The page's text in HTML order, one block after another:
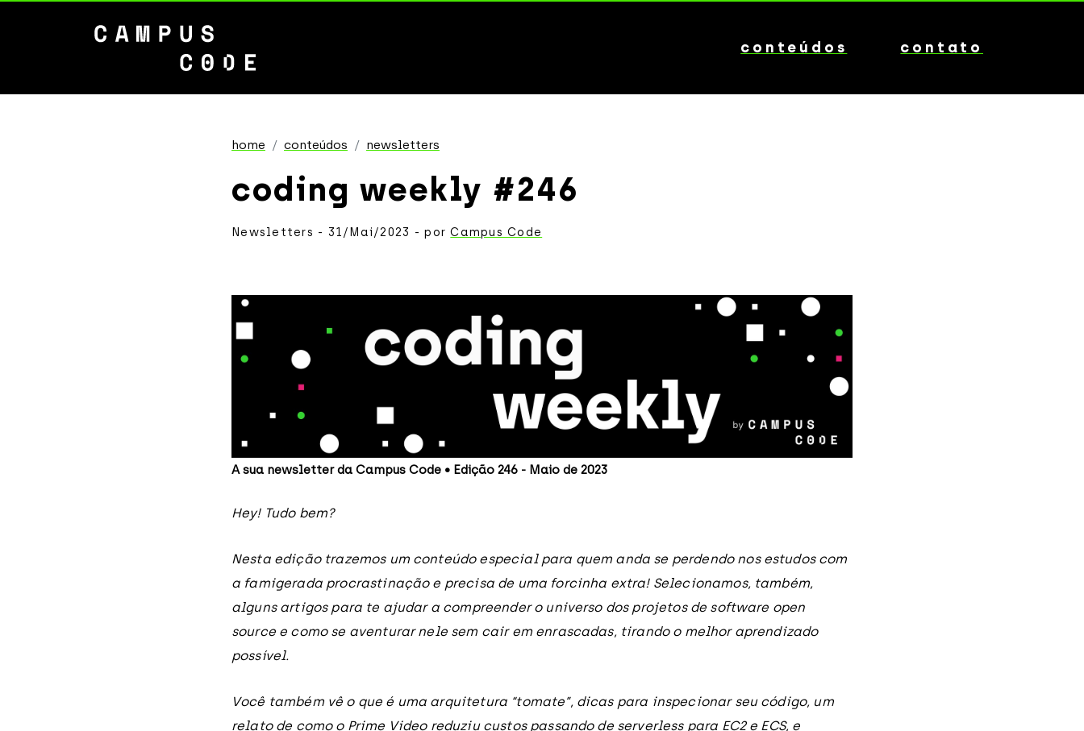
conteúdos contato
home conteúdos newsletters
coding weekly #246
Newsletters - 31/Mai/2023 - porCampus Code
A sua newsletter da Campus Code • Edição 246 - Maio de 2023
Hey! Tudo bem?
Nesta edição trazemos um conteúdo especial para quem anda se perdendo nos estudos com
a famigerada procrastinação e precisa de uma forcinha extra! Selecionamos, também,
alguns artigos para te ajudar a compreender o universo dos projetos de software open
source e como se aventurar nele sem cair em enrascadas, tirando o melhor aprendizado
possível.
Você também vê o que é uma arquitetura “tomate”, dicas para inspecionar seu código, um
relato de como o Prime Video reduziu custos passando de serverless para EC2 e ECS, e